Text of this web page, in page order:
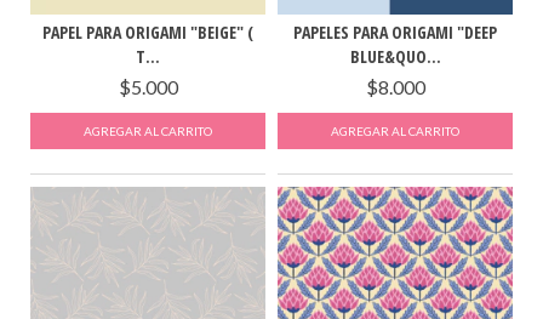
PAPEL PARA ORIGAMI "BEIGE" (
T...
$5.000
PAPELES PARA ORIGAMI "DEEP
BLUE&QUO...
$8.000